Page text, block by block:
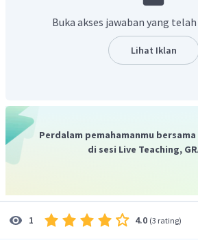
Adapun untuk menghitung arus total
rangkaian dapat menggunakan
sehingga tegangan yang dihasilkan
adalah:
Buka akses jawaban yang
Lihat Iklan
Perdalam pemahamanmu
di sesi Live Teaching,
1 4.0 (3 rating)